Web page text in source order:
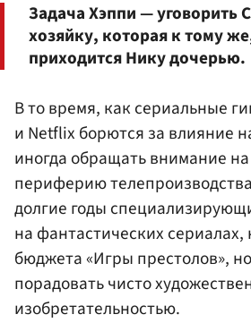
Задача Хэппи — уговорить
хозяйку, которая к тому
приходится Нику дочерью.
В то время, как сериальные
и Netflix борются за влияние
иногда обращать внимание
периферию
долгие годы
на фантастических сериалах,
бюджета «Игры престолов»,
порадовать чисто
изобретательностью.